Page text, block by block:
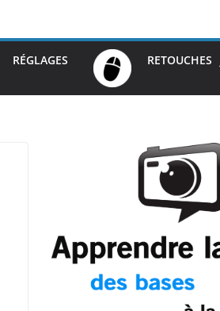
RÉGLAGES RETOUCHES